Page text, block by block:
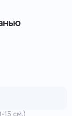
15 см.)